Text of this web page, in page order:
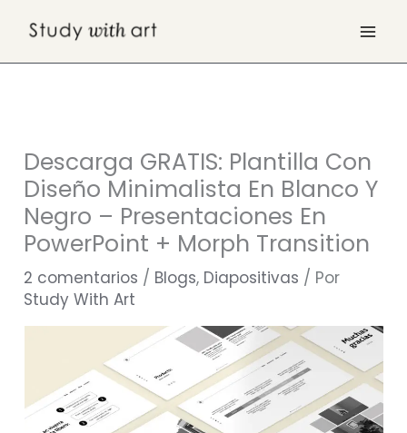
contenido
Descarga GRATIS: Plantilla Con
Diseño Minimalista En Blanco Y
Negro – Presentaciones En
PowerPoint + Morph Transition
2 comentarios / Blogs, Diapositivas / Por
Study With Art